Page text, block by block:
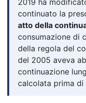
continuato la
atto della
consumazione di
della regola del
del 2005 aveva
continuazione
calcolata prima di